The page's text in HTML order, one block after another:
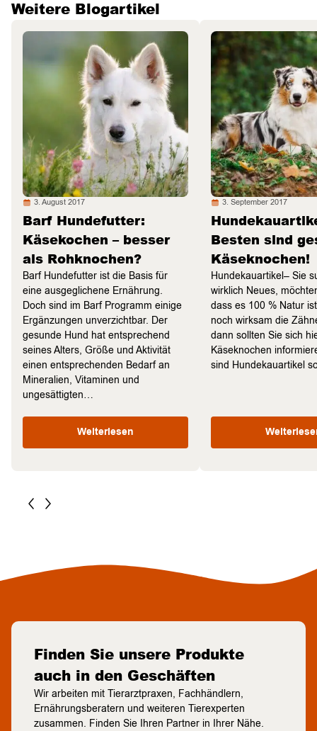
Weitere Blogartikel
3. August 2017
Barf Hundefutter:
Käsekochen – besser
als Rohknochen?
Barf Hundefutter ist die Basis für
eine ausgeglichene Ernährung.
Doch sind im Barf Programm einige
Ergänzungen unverzichtbar. Der
gesunde Hund hat entsprechend
seines Alters, Größe und Aktivität
einen entsprechenden Bedarf an
Mineralien, Vitaminen und
ungesättigten…
Weiterlesen
3. September 2017
Besten sind
Käseknochen!
Hundekauartikel– Sie
wirklich Neues,
dass es 100 % Natur
noch wirksam die
dann sollten Sie sich
Käseknochen
sind Hundekauartikel
Finden Sie unsere Produkte
auch in den Geschäften
Wir arbeiten mit Tierarztpraxen, Fachhändlern,
Ernährungsberatern und weiteren Tierexperten
zusammen. Finden Sie Ihren Partner in Ihrer Nähe.